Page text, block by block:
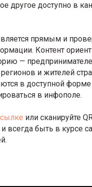
другое доступно в
прямым и
Контент
—
и жителей
в доступной
в инфополе.
или сканируйте
и всегда быть в курсе